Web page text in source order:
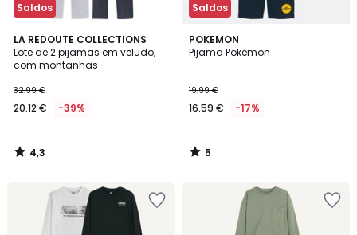
Saldos
LA REDOUTE COLLECTIONS
Lote de 2 pijamas em veludo,
com montanhas
32.99 €
20.12 € -39%
4,3
/ 5
4,3
/
Saldos
POKEMON
Pijama Pokémon
19.99 €
16.59 € -17%
5
/
5
/